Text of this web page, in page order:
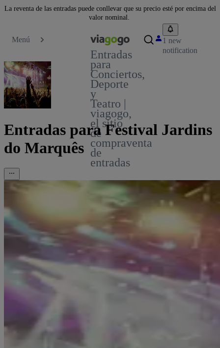
La reventa de las entradas puede conllevar que su precio esté por encima del
valor nominal.
Menú
Entradas
para
Conciertos,
Deporte
y
Teatro |
viagogo,
el sitio
de
compraventa
de
entradas
1 new
notification
Entradas para Festival Jardins
do Marquês